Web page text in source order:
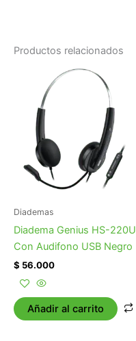
Productos relacionados
Diademas
Diadema Genius HS-220U
Con Audifono USB Negro
$ 56.000
Añadir al carrito